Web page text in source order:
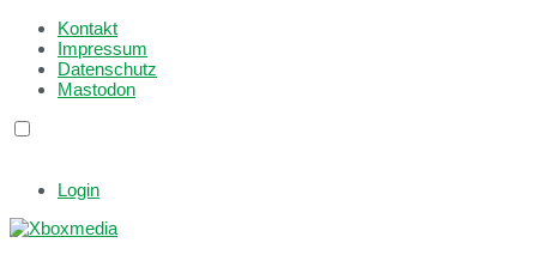
Kontakt
Impressum
Datenschutz
Mastodon
Login